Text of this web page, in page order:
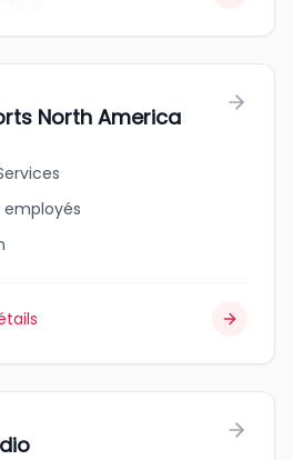
North America
employés